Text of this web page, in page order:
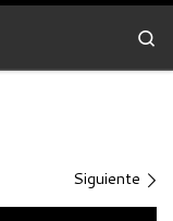
Siguiente